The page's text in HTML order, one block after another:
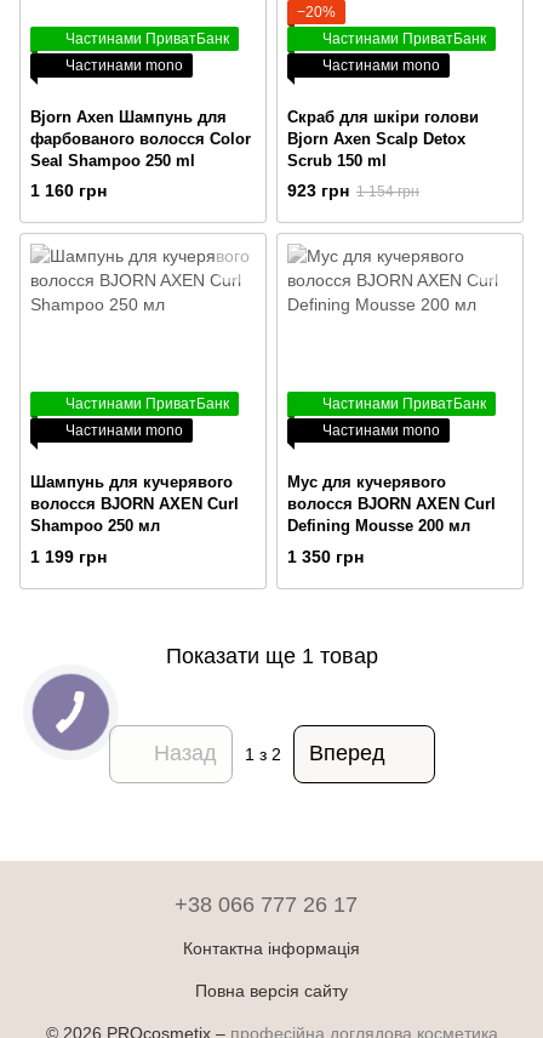
Частинами ПриватБанк
Частинами mono
Bjorn Axen Шампунь для
фарбованого волосся Color
Seal Shampoo 250 ml
1 160 грн
−20%
Частинами ПриватБанк
Частинами mono
Скраб для шкіри голови
Bjorn Axen Scalp Detox
Scrub 150 ml
923 грн 1 154 грн
Частинами ПриватБанк
Частинами mono
Шампунь для кучерявого
волосся BJORN AXEN Curl
Shampoo 250 мл
1 199 грн
Частинами ПриватБанк
Частинами mono
Мус для кучерявого
волосся BJORN AXEN Curl
Defining Mousse 200 мл
1 350 грн
Показати ще 1 товар
Назад 1 з 2 Вперед
+38 066 777 26 17
Контактна інформація
Повна версія сайту
© 2026 PROcosmetix – професійна доглядова косметика